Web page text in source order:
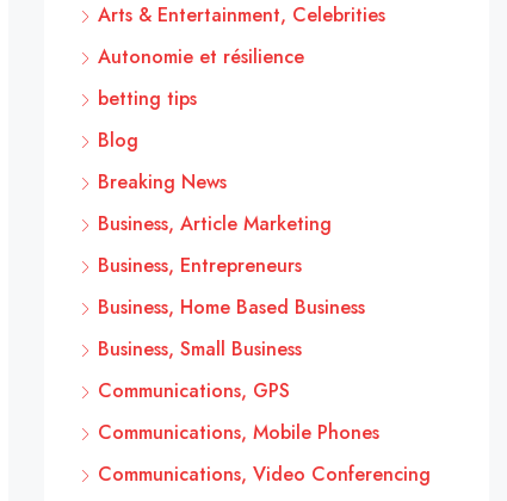
Arts & Entertainment, Celebrities
Autonomie et résilience
betting tips
Blog
Breaking News
Business, Article Marketing
Business, Entrepreneurs
Business, Home Based Business
Business, Small Business
Communications, GPS
Communications, Mobile Phones
Communications, Video Conferencing